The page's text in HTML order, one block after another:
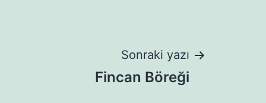
Sonraki yazı
Fincan Böreği